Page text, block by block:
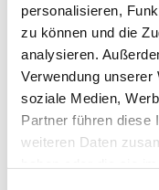
personalisieren,
zu können und die
analysieren.
Verwendung
soziale Medien,
Partner führen diese
weiteren Daten